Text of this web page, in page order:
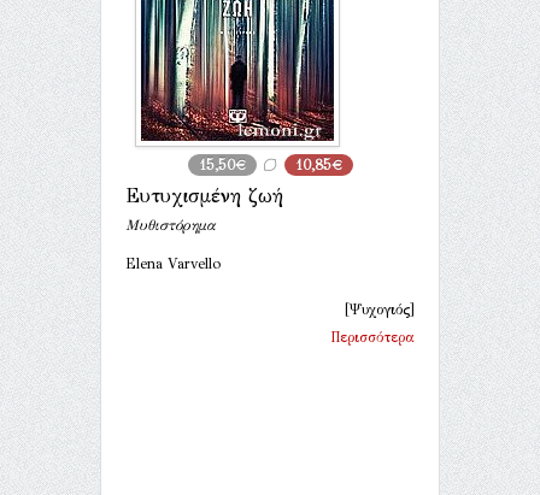
15,50€ 10,85€
Ευτυχισμένη ζωή
Μυθιστόρημα
Elena Varvello
[Ψυχογιός]
Περισσότερα